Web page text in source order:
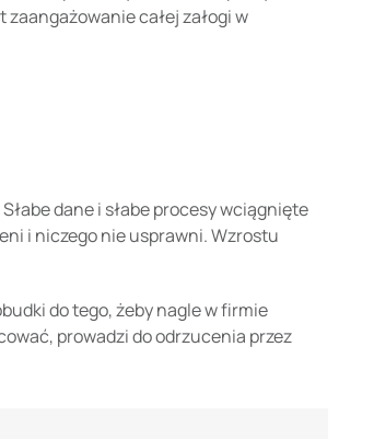
całej załogi w
dane i słabe procesy wciągnięte
i niczego nie usprawni. Wzrostu
do tego, żeby nagle w firmie
prowadzi do odrzucenia przez